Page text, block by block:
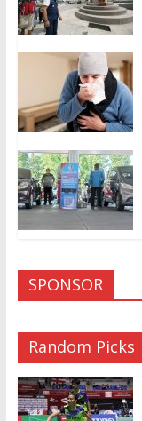
SPONSOR
Random Picks